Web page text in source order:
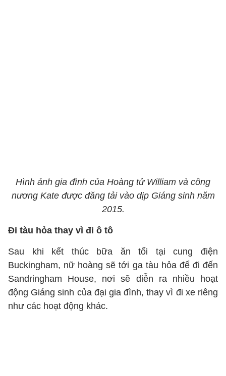
Hình ảnh gia đình của Hoàng tử William và công
nương Kate được đăng tải vào dịp Giáng sinh năm
2015.
Đi tàu hỏa thay vì đi ô tô
Sau khi kết thúc bữa ăn tối tại cung điện
Buckingham, nữ hoàng sẽ tới ga tàu hỏa để đi đến
Sandringham House, nơi sẽ diễn ra nhiều hoạt
động Giáng sinh của đại gia đình, thay vì đi xe riêng
như các hoạt động khác.